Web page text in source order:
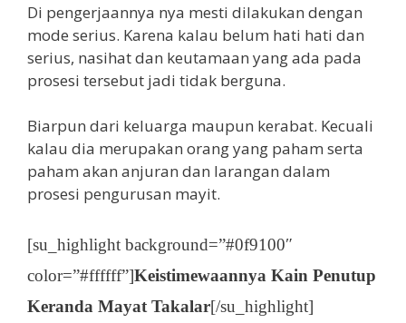
Di pengerjaannya nya mesti dilakukan dengan
mode serius. Karena kalau belum hati hati dan
serius, nasihat dan keutamaan yang ada pada
prosesi tersebut jadi tidak berguna.
Biarpun dari keluarga maupun kerabat. Kecuali
kalau dia merupakan orang yang paham serta
paham akan anjuran dan larangan dalam
prosesi pengurusan mayit.
[su_highlight background=”#0f9100″
color=”#ffffff”]Keistimewaannya Kain Penutup
Keranda Mayat Takalar[/su_highlight]